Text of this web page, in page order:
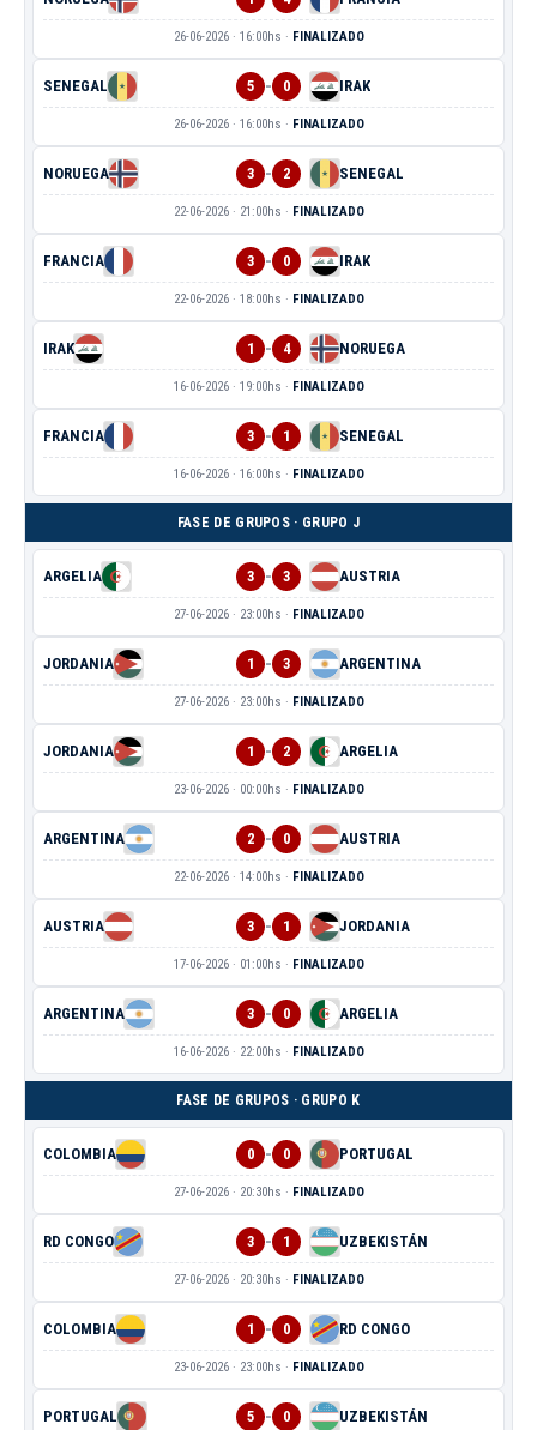
26-06-2026 · 16:00hs · FINALIZADO
SENEGAL 5 - 0 IRAK
26-06-2026 · 16:00hs · FINALIZADO
NORUEGA 3 - 2 SENEGAL
22-06-2026 · 21:00hs · FINALIZADO
FRANCIA 3 - 0 IRAK
22-06-2026 · 18:00hs · FINALIZADO
IRAK 1 - 4 NORUEGA
16-06-2026 · 19:00hs · FINALIZADO
FRANCIA 3 - 1 SENEGAL
16-06-2026 · 16:00hs · FINALIZADO
FASE DE GRUPOS · GRUPO J
ARGELIA 3 - 3 AUSTRIA
27-06-2026 · 23:00hs · FINALIZADO
JORDANIA 1 - 3 ARGENTINA
27-06-2026 · 23:00hs · FINALIZADO
JORDANIA 1 - 2 ARGELIA
23-06-2026 · 00:00hs · FINALIZADO
ARGENTINA 2 - 0 AUSTRIA
22-06-2026 · 14:00hs · FINALIZADO
AUSTRIA 3 - 1 JORDANIA
17-06-2026 · 01:00hs · FINALIZADO
ARGENTINA 3 - 0 ARGELIA
16-06-2026 · 22:00hs · FINALIZADO
FASE DE GRUPOS · GRUPO K
COLOMBIA 0 - 0 PORTUGAL
27-06-2026 · 20:30hs · FINALIZADO
RD CONGO 3 - 1 UZBEKISTÁN
27-06-2026 · 20:30hs · FINALIZADO
COLOMBIA 1 - 0 RD CONGO
23-06-2026 · 23:00hs · FINALIZADO
PORTUGAL 5 - 0 UZBEKISTÁN